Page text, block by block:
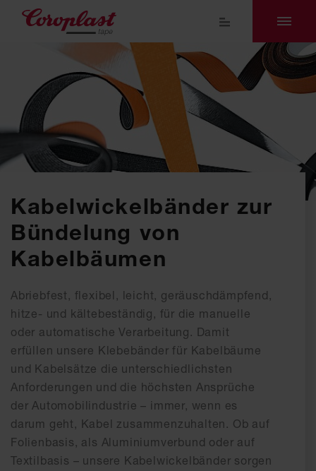
Kabelwickelbänder zur
Bündelung von
Kabelbäumen
Abriebfest, flexibel, leicht, geräuschdämpfend,
hitze- und kältebeständig, für die manuelle
oder automatische Verarbeitung. Damit
erfüllen unsere Klebebänder für Kabelbäume
und Kabelsätze die unterschiedlichsten
Anforderungen und die höchsten Ansprüche
der Automobilindustrie – immer, wenn es
darum geht, Kabel zusammenzuhalten. Ob auf
Folienbasis, als Aluminiumverbund oder auf
Textilbasis – unsere Kabelwickelbänder sorgen